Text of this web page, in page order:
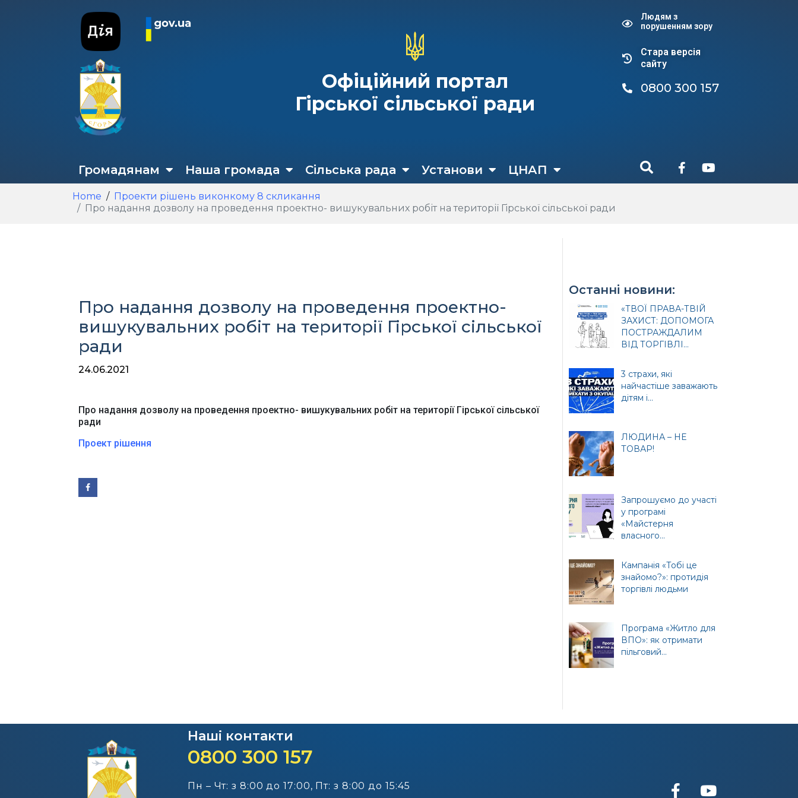
Офіційний портал
Гірської сільської ради
Людям з
порушенням зору
Стара версiя
сайту
0800 300 157
Громадянам Наша громада Сільська рада Установи ЦНАП
Home
Проекти рішень виконкому 8 скликання
Про надання дозволу на проведення проектно- вишукувальних робіт на території Гірської сільської ради
Про надання дозволу на проведення проектно-
вишукувальних робіт на території Гірської сільської
ради
24.06.2021
Про надання дозволу на проведення проектно- вишукувальних робіт на території Гірської сільської
ради
Проект рішення
Останні новини:
«ТВОЇ ПРАВА-ТВІЙ
ЗАХИСТ: ДОПОМОГА
ПОСТРАЖДАЛИМ
ВІД ТОРГІВЛІ...
3 страхи, які
найчастіше заважають
дітям і...
ЛЮДИНА – НЕ
ТОВАР!
Запрошуємо до участі
у програмі
«Майстерня
власного...
Кампанія «Тобі це
знайомо?»: протидія
торгівлі людьми
Програма «Житло для
ВПО»: як отримати
пільговий...
Наші контакти
0800 300 157
Пн – Чт: з 8:00 до 17:00, Пт: з 8:00 до 15:45